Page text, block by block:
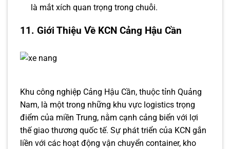
là mắt xích quan trọng trong chuỗi.
11. Giới Thiệu Về KCN Cảng Hậu Cần
Khu công nghiệp Cảng Hậu Cần, thuộc tỉnh Quảng
Nam, là một trong những khu vực logistics trọng
điểm của miền Trung, nằm cạnh cảng biển với lợi
thế giao thương quốc tế. Sự phát triển của KCN gắn
liền với các hoạt động vận chuyển container, kho